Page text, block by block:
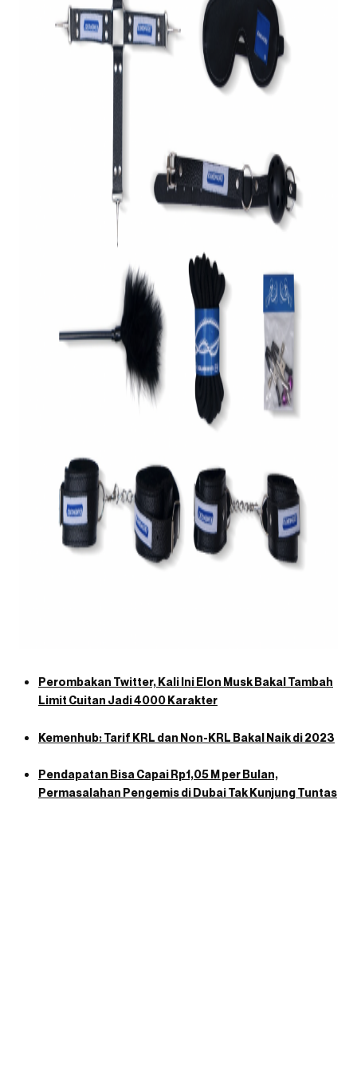
Perombakan Twitter, Kali Ini Elon Musk Bakal Tambah
Limit Cuitan Jadi 4000 Karakter
Kemenhub: Tarif KRL dan Non-KRL Bakal Naik di 2023
Pendapatan Bisa Capai Rp1,05 M per Bulan,
Permasalahan Pengemis di Dubai Tak Kunjung Tuntas